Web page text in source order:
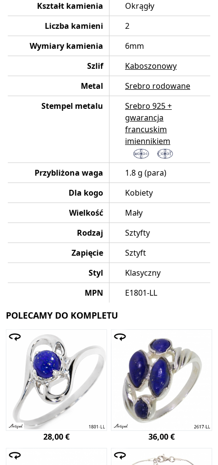
Kształt kamienia
Okrągły
Liczba kamieni
2
Wymiary kamienia
6mm
Szlif
Kaboszonowy
Metal
Srebro rodowane
Stempel metalu
Srebro 925 +
gwarancja
francuskim
imiennikiem
Przybliżona waga
1.8 g (para)
Dla kogo
Kobiety
Wielkość
Mały
Rodzaj
Sztyfty
Zapięcie
Sztyft
Styl
Klasyczny
MPN
E1801-LL
POLECAMY DO KOMPLETU
28,00 € 36,00 €